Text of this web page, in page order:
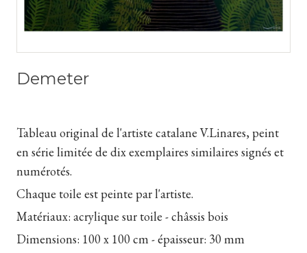
Demeter
Tableau original de l'artiste catalane V.Linares, peint
en série limitée de dix exemplaires similaires signés et
numérotés.
Chaque toile est peinte par l'artiste.
Matériaux: acrylique sur toile - châssis bois
Dimensions: 100 x 100 cm - épaisseur: 30 mm